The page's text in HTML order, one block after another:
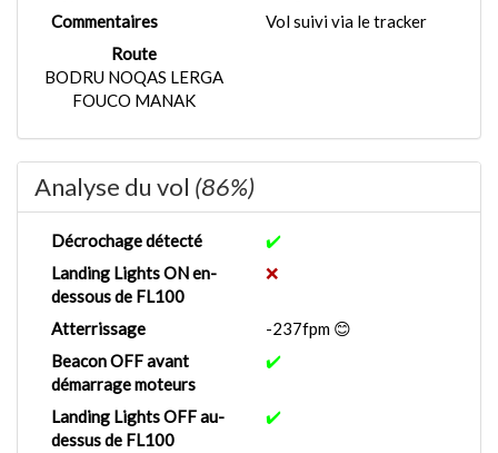
Commentaires
Vol suivi via le tracker
Route
BODRU NOQAS LERGA
FOUCO MANAK
Analyse du vol (86%)
Décrochage détecté
✔️
Landing Lights ON en-
dessous de FL100
❌
Atterrissage
-237fpm 😊
Beacon OFF avant
démarrage moteurs
✔️
Landing Lights OFF au-
dessus de FL100
✔️